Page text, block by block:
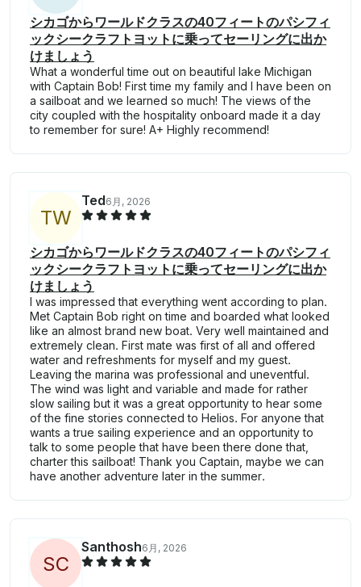
シカゴからワールドクラスの40フィートのパシフィ
ックシークラフトヨットに乗ってセーリングに出か
けましょう
What a wonderful time out on beautiful lake Michigan
with Captain Bob! First time my family and I have been on
a sailboat and we learned so much! The views of the
city coupled with the hospitality onboard made it a day
to remember for sure! A+ Highly recommend!
TW
Ted6月, 2026
シカゴからワールドクラスの40フィートのパシフィ
ックシークラフトヨットに乗ってセーリングに出か
けましょう
I was impressed that everything went according to plan.
Met Captain Bob right on time and boarded what looked
like an almost brand new boat. Very well maintained and
extremely clean. First mate was first of all and offered
water and refreshments for myself and my guest.
Leaving the marina was professional and uneventful.
The wind was light and variable and made for rather
slow sailing but it was a great opportunity to hear some
of the fine stories connected to Helios. For anyone that
wants a true sailing experience and an opportunity to
talk to some people that have been there done that,
charter this sailboat! Thank you Captain, maybe we can
have another adventure later in the summer.
SC
Santhosh6月, 2026